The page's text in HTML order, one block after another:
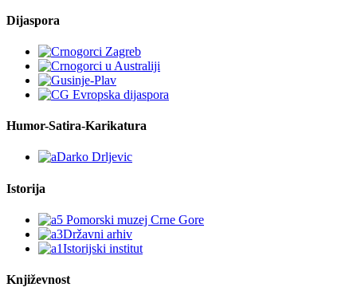
Dijaspora
Humor-Satira-Karikatura
Istorija
Književnost